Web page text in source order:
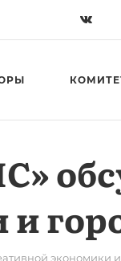
экономики и